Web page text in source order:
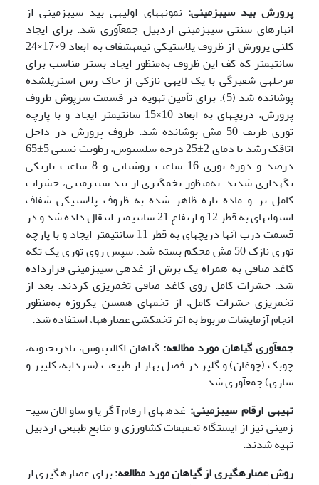
پرورش بید سیب­زمینی:نمونه­های اولیه­ی بید سیب­زمینی از
انبار­های سنتی سیب­زمینی اردبیل جمع­آوری شد. برای ایجاد
کلنی پرورش از ظروف پلاستیکی نیمه­شفاف به ابعاد 9×17×24
سانتی­متر که کف این ظروف به‌منظور ایجاد بستر مناسب برای
مرحله­ی شفیرگی با یک لایه­ی نازکی از خاک رس استریل­شده
پوشانده شد (5). برای تأمین تهویه در قسمت سر­پوش ظروف
پرورش، دریچه­ای به ابعاد 10×15 سانتی­متر ایجاد و با پارچه
توری ظریف 50 مش پوشانده شد. ظروف پرورش در داخل
اتاقک رشد با دمای 2±25 درجه سلسیوس، رطوبت نسبی 5±65
درصد و دوره نوری 16 ساعت روشنایی و 8 ساعت تاریکی
نگهداری شدند. به‌منظور تخم­گیری از بید سیب­زمینی، حشرات
کامل نر و ماده تازه ظاهر شده به ظروف پلاستیکی شفاف
استوانه­ای به قطر 12 و ارتفاع 21 سانتی­متر انتقال داده شد و در
قسمت درب آن­ها دریچه­ای به قطر 11 سانتی­متر ایجاد و با پارچه
توری نازک 50 مش محکم بسته شد. سپس روی توری یک تکه
کاغذ صافی به همراه یک برش از غده­ی سیب­زمینی قرارداده
شد. حشرات کامل روی کاغذ صافی تخم­ریزی کردند. بعد از
تخم­ریزی حشرات کامل، از تخم­های هم­سن یک­روزه به‌منظور
انجام آزمایشات مربوط به اثر تخم­کشی عصاره­ها، استفاده شد.
جمع­آوری گیاهان مورد مطالعه: گیاهان اکالیپتوس، بادرنجبویه،
چوبک (چوغان) و گلپر در فصل بهار از طبیعت (سردابه، کلیبر و
ساری) جمع­آوری شد.
تهیه­ی ارقام سیب­زمینی:غده­های ارقام آگریا و ساوالان سیب­
زمینی نیز از ایستگاه تحقیقات کشاورزی و منابع طبیعی اردبیل
تهیه شدند.
روش عصاره­گیری از گیاهان مورد مطالعه:برای عصاره­گیری از